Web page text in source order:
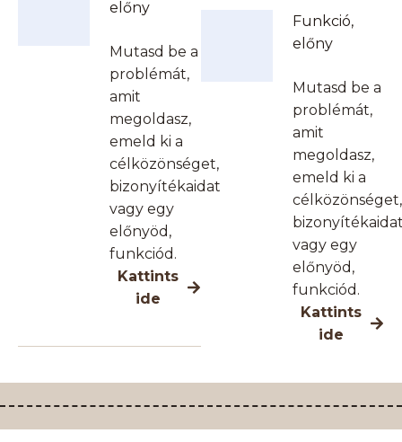
előny
Mutasd be a
problémát,
amit
megoldasz,
emeld ki a
célközönséget,
bizonyítékaidat
vagy egy
előnyöd,
funkciód.
Kattints
ide
Funkció,
előny
Mutasd be a
problémát,
amit
megoldasz,
emeld ki a
célközönséget,
vagy egy
előnyöd,
funkciód.
Kattints
ide